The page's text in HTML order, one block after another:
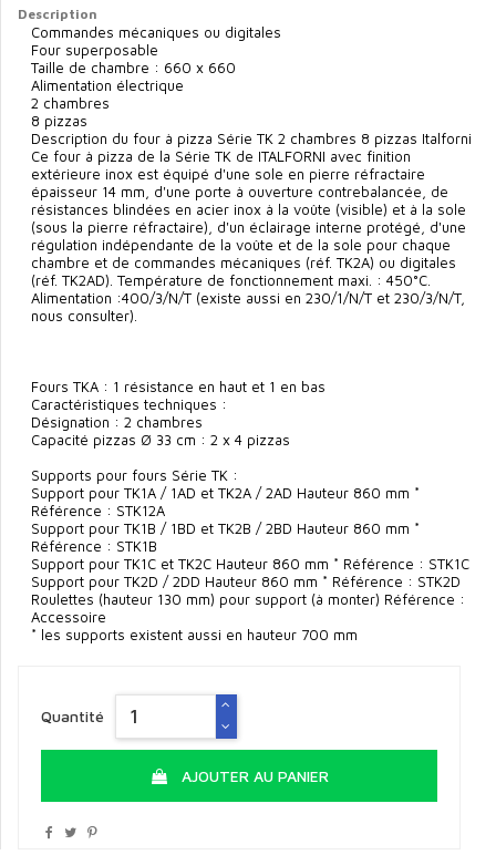
Description
Commandes mécaniques ou digitales
Four superposable
Taille de chambre : 660 x 660
Alimentation électrique
2 chambres
8 pizzas
Description du four à pizza Série TK 2 chambres 8 pizzas Italforni
Ce four à pizza de la Série TK de ITALFORNI avec finition
extérieure inox est équipé d'une sole en pierre réfractaire
épaisseur 14 mm, d'une porte à ouverture contrebalancée, de
résistances blindées en acier inox à la voûte (visible) et à la sole
(sous la pierre réfractaire), d'un éclairage interne protégé, d'une
régulation indépendante de la voûte et de la sole pour chaque
chambre et de commandes mécaniques (réf. TK2A) ou digitales
(réf. TK2AD). Température de fonctionnement maxi. : 450°C.
Alimentation :400/3/N/T (existe aussi en 230/1/N/T et 230/3/N/T,
nous consulter).
Fours TKA : 1 résistance en haut et 1 en bas
Caractéristiques techniques :
Désignation : 2 chambres
Capacité pizzas Ø 33 cm : 2 x 4 pizzas
Supports pour fours Série TK :
Support pour TK1A / 1AD et TK2A / 2AD Hauteur 860 mm *
Référence : STK12A
Support pour TK1B / 1BD et TK2B / 2BD Hauteur 860 mm *
Référence : STK1B
Support pour TK1C et TK2C Hauteur 860 mm * Référence : STK1C
Support pour TK2D / 2DD Hauteur 860 mm * Référence : STK2D
Roulettes (hauteur 130 mm) pour support (à monter) Référence :
Accessoire
* les supports existent aussi en hauteur 700 mm
Quantité
AJOUTER AU PANIER